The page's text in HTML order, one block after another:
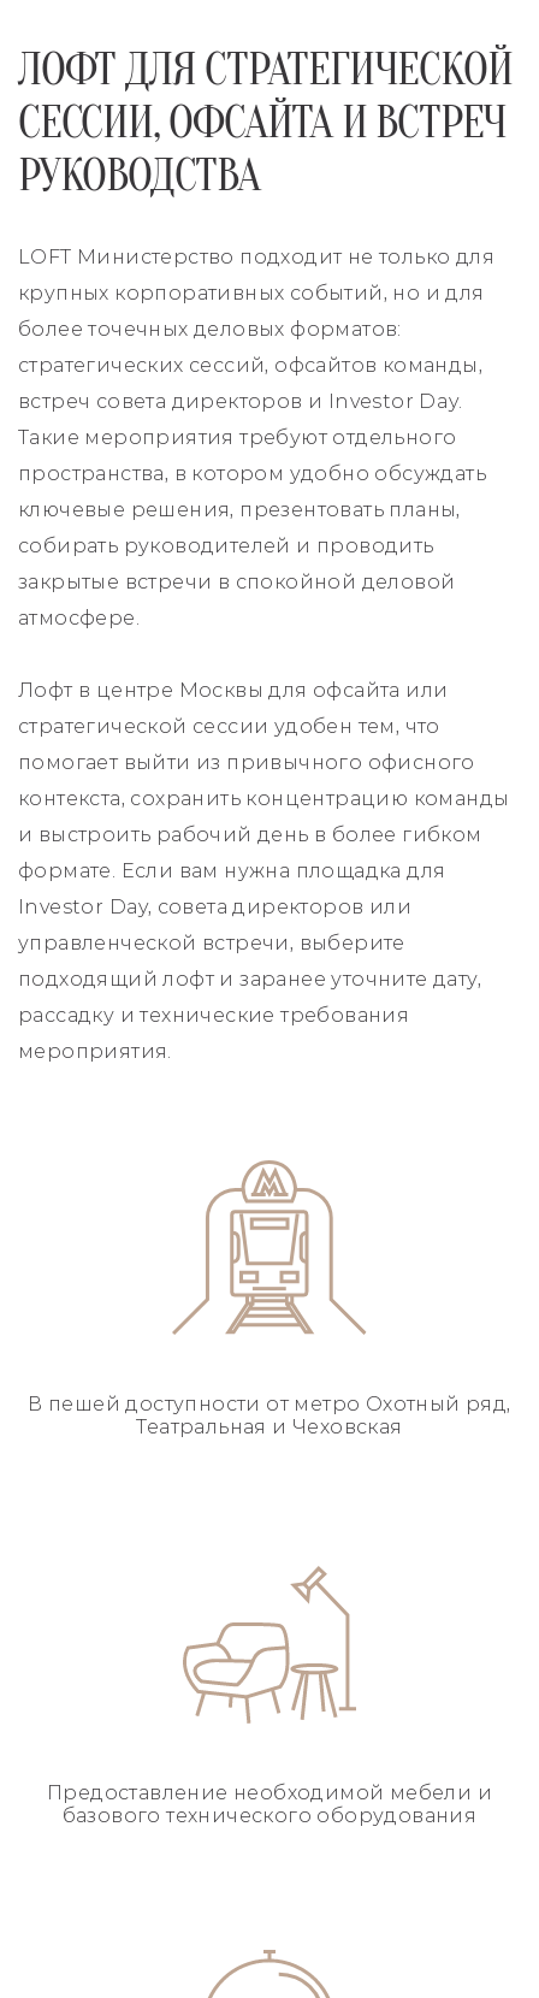
ЛОФТ ДЛЯ СТРАТЕГИЧЕСКОЙ
СЕССИИ, ОФСАЙТА И ВСТРЕЧ
РУКОВОДСТВА
LOFT Министерство подходит не только для
крупных корпоративных событий, но и для
более точечных деловых форматов:
стратегических сессий, офсайтов команды,
встреч совета директоров и Investor Day.
Такие мероприятия требуют отдельного
пространства, в котором удобно обсуждать
ключевые решения, презентовать планы,
собирать руководителей и проводить
закрытые встречи в спокойной деловой
атмосфере.
Лофт в центре Москвы для офсайта или
стратегической сессии удобен тем, что
помогает выйти из привычного офисного
контекста, сохранить концентрацию команды
и выстроить рабочий день в более гибком
формате. Если вам нужна площадка для
Investor Day, совета директоров или
управленческой встречи, выберите
подходящий лофт и заранее уточните дату,
рассадку и технические требования
мероприятия.
В пешей доступности от метро Охотный ряд,
Театральная и Чеховская
Предоставление необходимой мебели и
базовоготехнического оборудования